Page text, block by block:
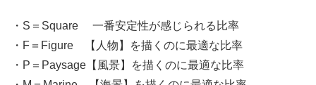
・S＝Square 一番安定性が感じられる比率
・F＝Figure 【人物】を描くのに最適な比率
・P＝Paysage【風景】を描くのに最適な比率